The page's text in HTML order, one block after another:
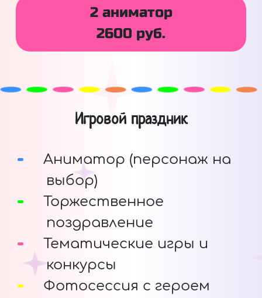
2 аниматор
2600 руб.
Игровой праздник
Аниматор (персонаж на
выбор)
Торжественное
поздравление
Тематические игры и
конкурсы
Фотосессия с героем